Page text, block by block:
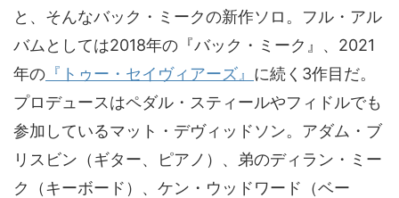
と、そんなバック・ミークの新作ソロ。フル・アル
バムとしては2018年の『バック・ミーク』、2021
年の 『トゥー・セイヴィアーズ』 に続く3作目だ。
プロデュースはペダル・スティールやフィドルでも
参加しているマット・デヴィッドソン。アダム・ブ
リスビン（ギター、ピアノ）、弟のディラン・ミー
ク（キーボード）、ケン・ウッドワード（ベー